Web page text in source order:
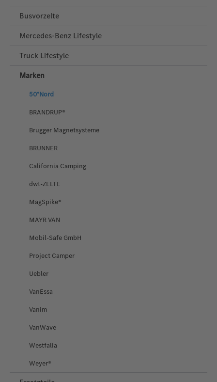
Busvorzelte
Mercedes‑Benz Lifestyle
Truck Lifestyle
Marken
50°Nord
BRANDRUP®
Brugger Magnetsysteme
BRUNNER
California Camping
dwt-ZELTE
MagSpike®
MAYR VAN
Mobil-Safe GmbH
Project Camper
Uebler
VanEssa
Vanim
VanWave
Westfalia
Weyer®